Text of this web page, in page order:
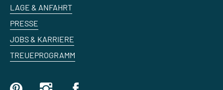
LAGE & ANFAHRT
PRESSE
JOBS & KARRIERE
TREUEPROGRAMM